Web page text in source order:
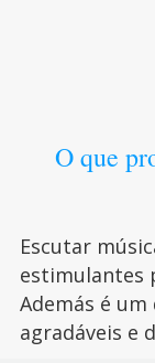
O que
Escutar
estimulantes
Además é
agradáveis e